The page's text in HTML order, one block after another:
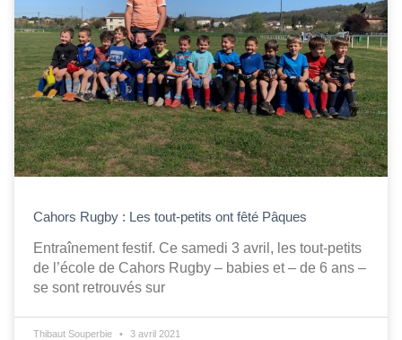
Cahors Rugby : Les tout-petits ont fêté Pâques
Entraînement festif. Ce samedi 3 avril, les tout-petits
de l’école de Cahors Rugby – babies et – de 6 ans –
se sont retrouvés sur
Thibaut Souperbie 3 avril 2021